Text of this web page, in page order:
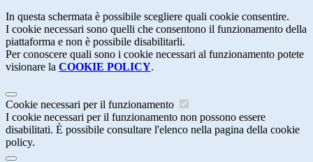
In questa schermata è possibile scegliere quali cookie consentire.
I cookie necessari sono quelli che consentono il funzionamento della
piattaforma e non è possibile disabilitarli.
Per conoscere quali sono i cookie necessari al funzionamento potete
visionare la COOKIE POLICY.
Cookie necessari per il funzionamento
I cookie necessari per il funzionamento non possono essere
disabilitati. È possibile consultare l'elenco nella pagina della cookie
policy.